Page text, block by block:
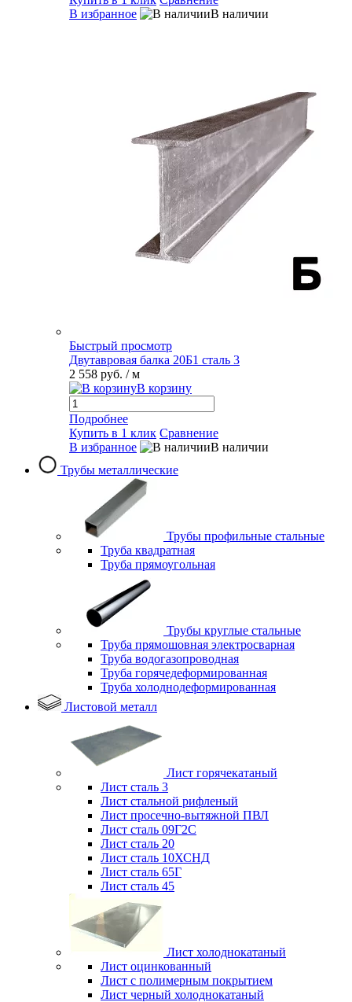
В избранное
В наличии
Быстрый просмотр
Двутавровая балка 20Б1 сталь 3
2 558 руб. / м
В корзину
Подробнее
Купить в 1 клик Сравнение
В избранное
В наличии
Трубы металлические
Трубы профильные стальные
Труба квадратная
Труба прямоугольная
Трубы круглые стальные
Труба прямошовная электросварная
Труба водогазопроводная
Труба горячедеформированная
Труба холоднодеформированная
Листовой металл
Лист горячекатаный
Лист сталь 3
Лист стальной рифленый
Лист просечно-вытяжной ПВЛ
Лист сталь 09Г2С
Лист сталь 20
Лист сталь 10ХСНД
Лист сталь 65Г
Лист сталь 45
Лист холоднокатаный
Лист оцинкованный
Лист с полимерным покрытием
Лист черный холоднокатаный